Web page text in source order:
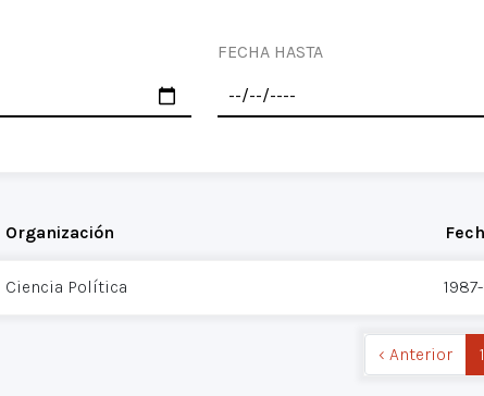
FECHA HASTA
Organización
Ciencia Política
‹ Anterior 1